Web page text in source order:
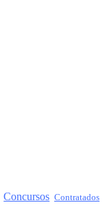
Concursos Contratados